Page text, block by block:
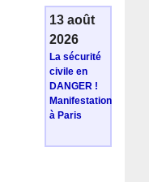
13 août
2026
La sécurité
civile en
DANGER !
Manifestation
à Paris